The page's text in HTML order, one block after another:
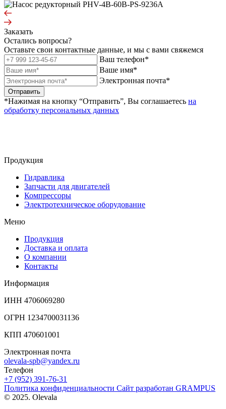
Заказать
Остались вопросы?
Оставьте свои контактные данные, и мы с вами свяжемся
Ваш телефон*
Ваше имя*
Электронная почта*
Отправить
*Нажимая на кнопку “Отправить”, Вы соглашаетесь на
обработку персональных данных
Продукция
Гидравлика
Запчасти для двигателей
Компрессоры
Электротехническое оборудование
Меню
Продукция
Доставка и оплата
О компании
Контакты
Информация
ИНН 4706069280
ОГРН 1234700031136
КПП 470601001
Электронная почта
olevala-spb@yandex.ru
Телефон
+7 (952) 391-76-31
Политика конфиденциальности Сайт разработан GRAMPUS
© 2025. Olevala